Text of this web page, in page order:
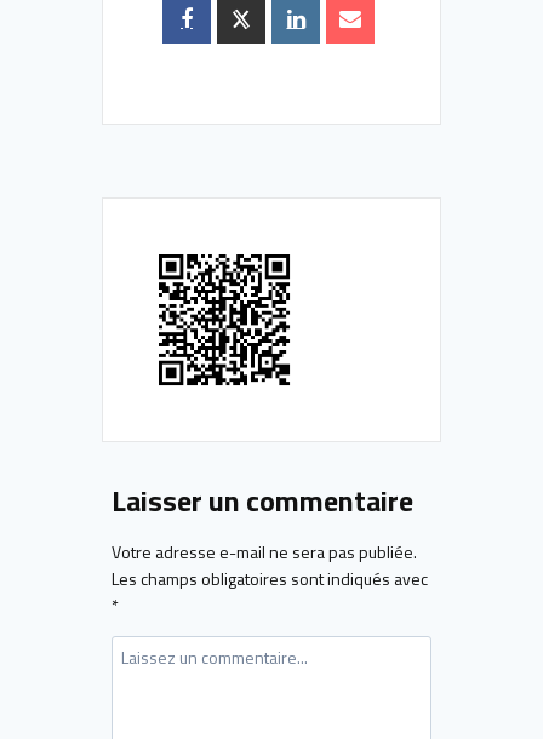
Laisser un commentaire
Votre adresse e-mail ne sera pas publiée.
Les champs obligatoires sont indiqués avec
*